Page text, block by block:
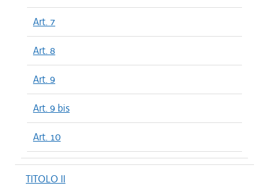
Art. 7
Art. 8
Art. 9
Art. 9 bis
Art. 10
TITOLO II